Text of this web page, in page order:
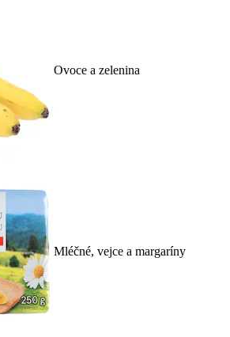
Ovoce a zelenina
Mléčné, vejce a margaríny